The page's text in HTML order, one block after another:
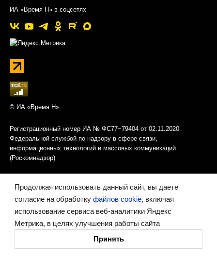
ИА «Время Н» в соцсетях
© ИА «Время Н»
Регистрационный номер ИА № ФС77−79404 от 02.11.2020
Федеральной службой по надзору в сфере связи,
информационных технологий и массовых коммуникаций
(Роскомнадзор)
Главный редактор — Савельев Александр Михайлович
Адрес редакции: Нижегородская область, Нижний Новгород,
Продолжая использовать данный сайт, вы даете
согласие на обработку файлов cookie, включая
использование сервиса веб-аналитики Яндекс
Метрика, в целях улучшения работы сайта
Принять